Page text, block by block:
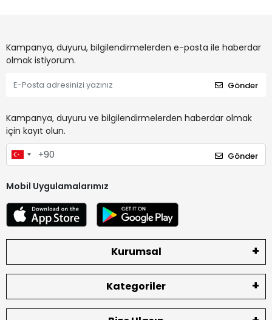
Kampanya, duyuru, bilgilendirmelerden e-posta ile haberdar
olmak istiyorum.
Gönder
Kampanya, duyuru ve bilgilendirmelerden haberdar olmak
için kayıt olun.
Gönder
Mobil Uygulamalarımız
Kurumsal
Kategoriler